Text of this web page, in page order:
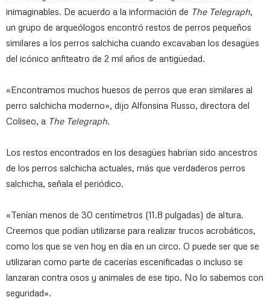
inimaginables. De acuerdo a la información de The Telegraph,
un grupo de arqueólogos encontró restos de perros pequeños
similares a los perros salchicha cuando excavaban los desagües
del icónico anfiteatro de 2 mil años de antigüedad.
«Encontramos muchos huesos de perros que eran similares al
perro salchicha moderno», dijo Alfonsina Russo, directora del
Coliseo, a The Telegraph.
Los restos encontrados en los desagües habrían sido ancestros
de los perros salchicha actuales, más que verdaderos perros
salchicha, señala el periódico.
«Tenían menos de 30 centímetros (11.8 pulgadas) de altura.
Creemos que podían utilizarse para realizar trucos acrobáticos,
como los que se ven hoy en día en un circo. O puede ser que se
utilizaran como parte de cacerías escenificadas o incluso se
lanzaran contra osos y animales de ese tipo. No lo sabemos con
seguridad».